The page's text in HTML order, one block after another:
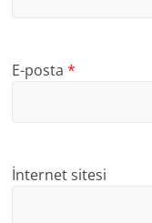
E-posta*
İnternet sitesi